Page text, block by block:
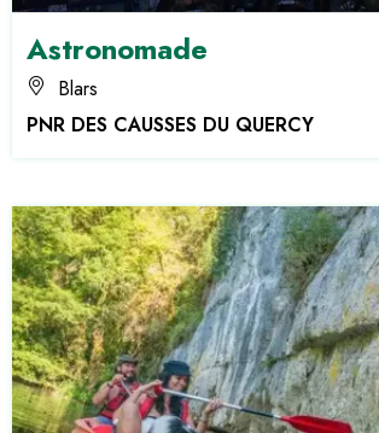
Astronomade
Blars
PNR DES CAUSSES DU QUERCY